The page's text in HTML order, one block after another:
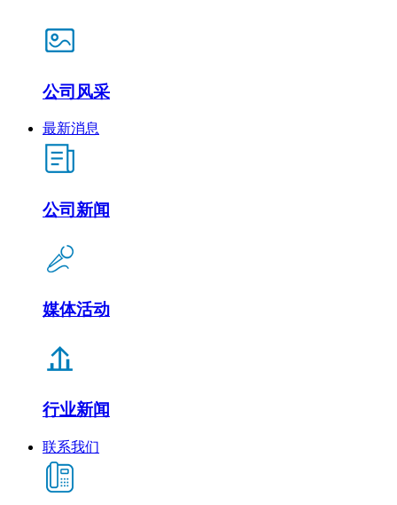
公司风采
最新消息
公司新闻
媒体活动
行业新闻
联系我们